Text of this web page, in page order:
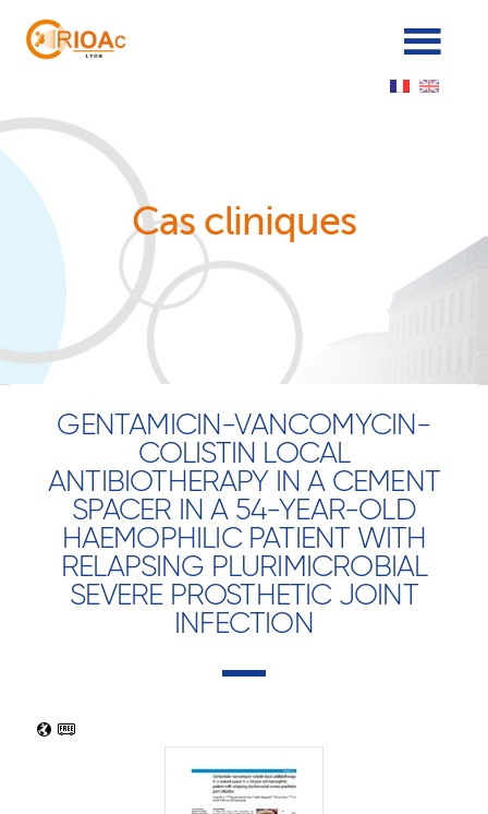
Cas cliniques
GENTAMICIN-VANCOMYCIN-
COLISTIN LOCAL
ANTIBIOTHERAPY IN A CEMENT
SPACER IN A 54-YEAR-OLD
HAEMOPHILIC PATIENT WITH
RELAPSING PLURIMICROBIAL
SEVERE PROSTHETIC JOINT
INFECTION
Panneau de gestion des cookies